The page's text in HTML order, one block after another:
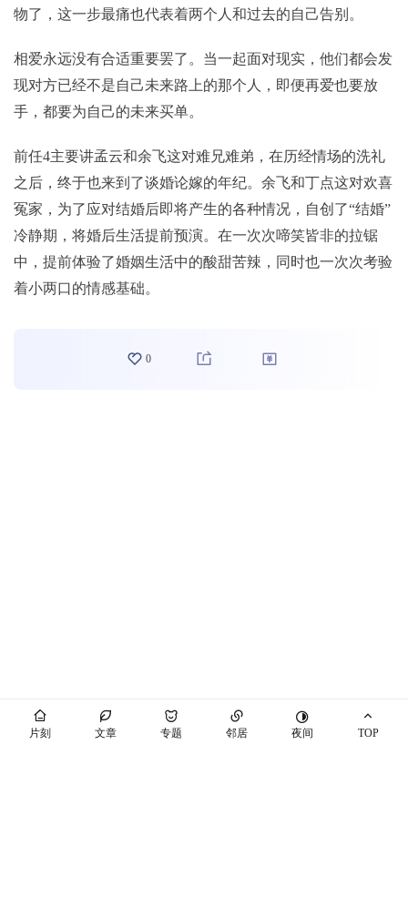
物了，这一步最痛也代表着两个人和过去的自己告别。
相爱永远没有合适重要罢了。当一起面对现实，他们都会发
现对方已经不是自己未来路上的那个人，即便再爱也要放
手，都要为自己的未来买单。
前任4主要讲孟云和余飞这对难兄难弟，在历经情场的洗礼
之后，终于也来到了谈婚论嫁的年纪。余飞和丁点这对欢喜
冤家，为了应对结婚后即将产生的各种情况，自创了“结婚”
冷静期，将婚后生活提前预演。在一次次啼笑皆非的拉锯
中，提前体验了婚姻生活中的酸甜苦辣，同时也一次次考验
着小两口的情感基础。
0
片刻 文章 专题 邻居 夜间 TOP